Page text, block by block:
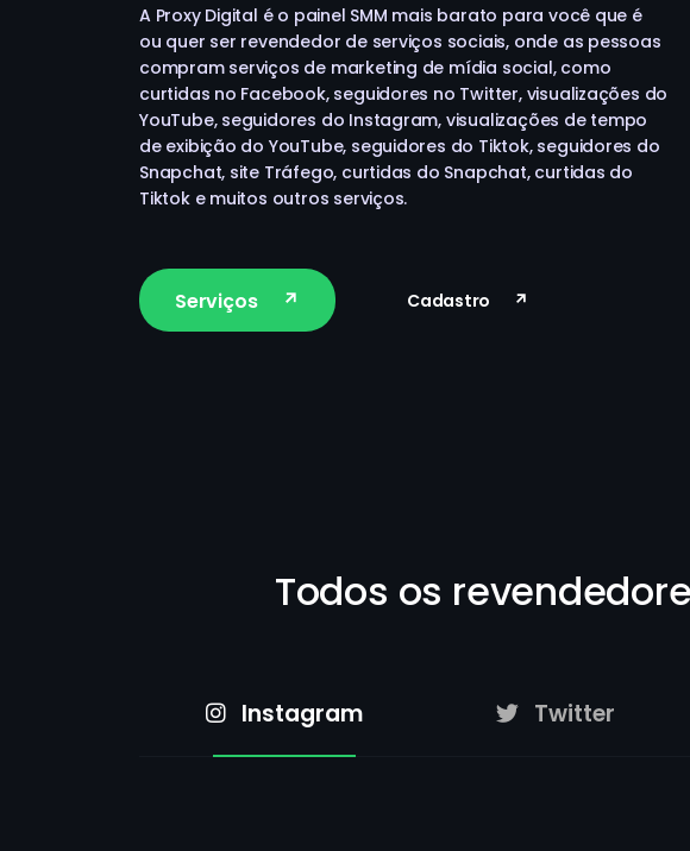
A Proxy Digital é o painel SMM mais barato para você que é
ou quer ser revendedor de serviços sociais, onde as pessoas
compram serviços de marketing de mídia social, como
curtidas no Facebook, seguidores no Twitter, visualizações do
YouTube, seguidores do Instagram, visualizações de tempo
de exibição do YouTube, seguidores do Tiktok, seguidores do
Snapchat, site Tráfego, curtidas do Snapchat, curtidas do
Tiktok e muitos outros serviços.
Serviços Cadastro
Todos os
Instagram Twitter